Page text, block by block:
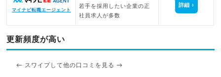
マイナビ転職エージェント
若手を採用したい企業の正
社員求人が多数
詳細
更新頻度が高い
← スワイプして他の口コミを見る →